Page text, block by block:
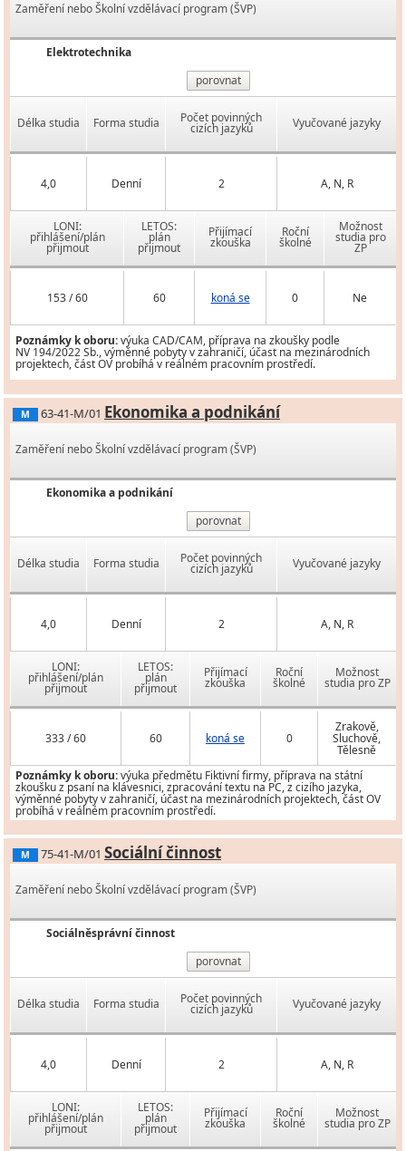
Zaměření nebo Školní vzdělávací program (ŠVP)
Elektrotechnika
porovnat
Délka studia Forma studia Počet povinných
cizích jazyků Vyučované jazyky
4,0 Denní 2 A, N, R
LONI:
přihlášení/plán
přijmout
LETOS:
plán
přijmout
Přijímací
zkouška
Roční
školné
Možnost
studia pro
ZP
153 / 60 60 koná se 0 Ne
Poznámky k oboru:výuka CAD/CAM, příprava na zkoušky podle
NV 194/2022 Sb., výměnné pobyty v zahraničí, účast na mezinárodních
projektech, část OV probíhá v reálném pracovním prostředí.
M 63-41-M/01 Ekonomika a podnikání
Zaměření nebo Školní vzdělávací program (ŠVP)
Ekonomika a podnikání
porovnat
Délka studia Forma studia Počet povinných
cizích jazyků Vyučované jazyky
4,0 Denní 2 A, N, R
LONI:
přihlášení/plán
přijmout
LETOS:
plán
přijmout
Přijímací
zkouška
Roční
školné
Možnost
studia pro ZP
333 / 60 60 koná se 0
Zrakově,
Sluchově,
Tělesně
Poznámky k oboru:výuka předmětu Fiktivní firmy, příprava na státní
zkoušku z psaní na klávesnici, zpracování textu na PC, z cizího jazyka,
výměnné pobyty v zahraničí, účast na mezinárodních projektech, část OV
probíhá v reálném pracovním prostředí.
M 75-41-M/01 Sociální činnost
Zaměření nebo Školní vzdělávací program (ŠVP)
Sociálněsprávní činnost
porovnat
Délka studia Forma studia Počet povinných
cizích jazyků Vyučované jazyky
4,0 Denní 2 A, N, R
LONI:
přihlášení/plán
přijmout
LETOS:
plán
přijmout
Přijímací
zkouška
Roční
školné
Možnost
studia pro ZP